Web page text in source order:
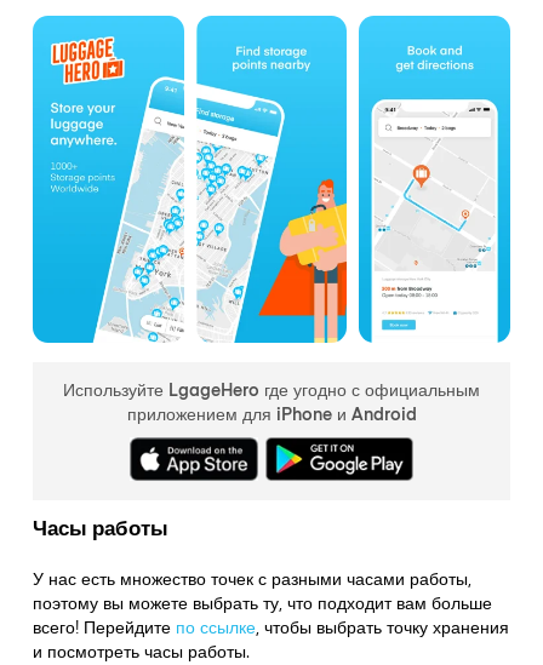
Используйте LgageHero где угодно с официальным
приложением для iPhone и Android
Часы работы
У нас есть множество точек с разными часами работы,
поэтому вы можете выбрать ту, что подходит вам больше
всего! Перейдите по ссылке, чтобы выбрать точку хранения
и посмотреть часы работы.